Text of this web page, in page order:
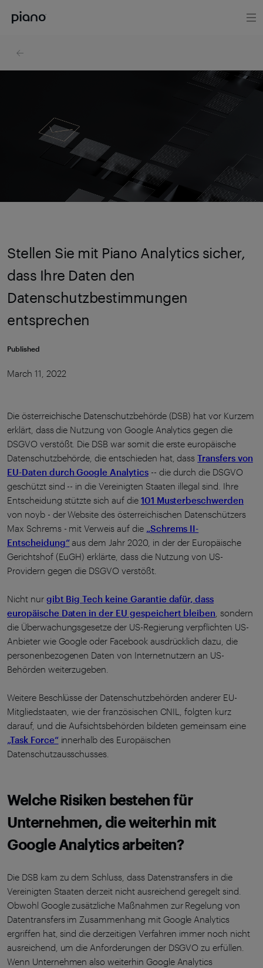
Stellen Sie mit Piano Analytics sicher,
dass Ihre Daten den
Datenschutzbestimmungen
entsprechen
Published
March 11, 2022
Die österreichische Datenschutzbehörde (DSB) hat vor Kurzem
erklärt, dass die Nutzung von Google Analytics gegen die
DSGVO verstößt. Die DSB war somit die erste europäische
Datenschutzbehörde, die entschieden hat, dassTransfers von
EU-Daten durch Google Analytics-- die durch die DSGVO
geschützt sind -- in die Vereinigten Staaten illegal sind. Ihre
Entscheidung stützte sich auf die 101 Musterbeschwerden
von noyb - der Website des österreichischen Datenschützers
Max Schrems - mit Verweis auf die „Schrems II-
Entscheidung“aus dem Jahr 2020, in der der Europäische
Gerichtshof (EuGH) erklärte, dass die Nutzung von US-
Providern gegen die DSGVO verstößt.
Nicht nur gibt Big Tech keine Garantie dafür, dass
europäische Daten in der EU gespeichert bleiben , sondern
die Überwachungsgesetze der US-Regierung verpflichten US-
Anbieter wie Google oder Facebook ausdrücklich dazu, die
personenbezogenen Daten von Internetnutzern an US-
Behörden weiterzugeben.
Weitere Beschlüsse der Datenschutzbehörden anderer EU-
Mitgliedstaaten, wie der französischen CNIL, folgten kurz
darauf, und die Aufsichtsbehörden bildeten gemeinsam eine
„Task Force“innerhalb des Europäischen
Datenschutzausschusses.
Welche Risiken bestehen für
Unternehmen, die weiterhin mit
Google Analytics arbeiten?
Die DSB kam zu dem Schluss, dass Datenstransfers in die
Vereinigten Staaten derzeit nicht ausreichend geregelt sind.
Obwohl Google zusätzliche Maßnahmen zur Regelung von
Datentransfers im Zusammenhang mit Google Analytics
ergriffen hat, sind die derzeitigen Verfahren immer noch nicht
ausreichend, um die Anforderungen der DSGVO zu erfüllen.
Wenn Unternehmen also weiterhin Google Analytics